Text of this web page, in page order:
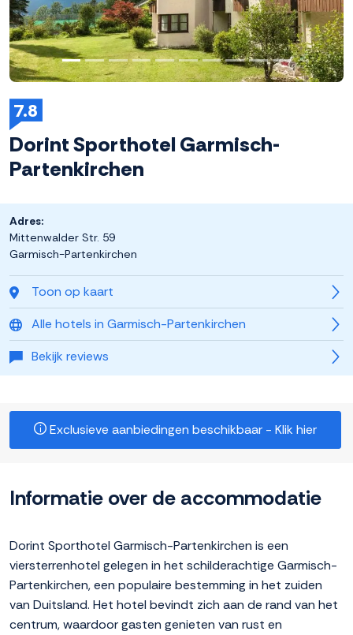
7.8
Dorint Sporthotel Garmisch-
Partenkirchen
Toon op kaart
Alle hotels in Garmisch-Partenkirchen
Bekijk reviews
Adres:
Mittenwalder Str. 59
Garmisch-Partenkirchen
Exclusieve aanbiedingen beschikbaar - Klik hier
Informatie over de accommodatie
Dorint Sporthotel Garmisch-Partenkirchen is een
viersterrenhotel gelegen in het schilderachtige Garmisch-
Partenkirchen, een populaire bestemming in het zuiden
van Duitsland. Het hotel bevindt zich aan de rand van het
centrum, waardoor gasten genieten van rust en